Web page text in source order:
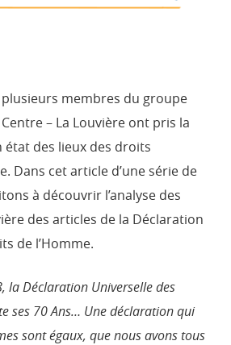
plusieurs membres du groupe
– La Louvière ont pris la
des lieux des droits
Dans cet article d’une série de
à découvrir l’analyse des
des articles de la Déclaration
de l’Homme.
la Déclaration Universelle des
ses 70 Ans… Une déclaration qui
sont égaux, que nous avons tous